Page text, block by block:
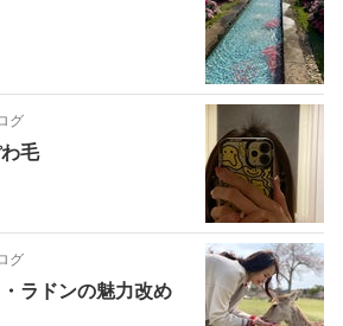
グ
毛
グ
ラドンの魅力改め